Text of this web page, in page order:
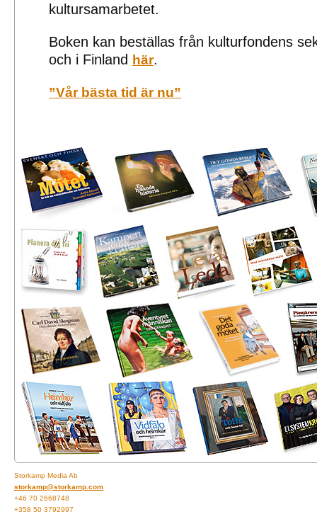
kultursamarbetet.
Boken kan beställas från kulturfondens
och i Finland här.
”Vår bästa tid är nu”
Storkamp Media Ab
storkamp@storkamp.com
+46 70 2668748
+358 50 3792997